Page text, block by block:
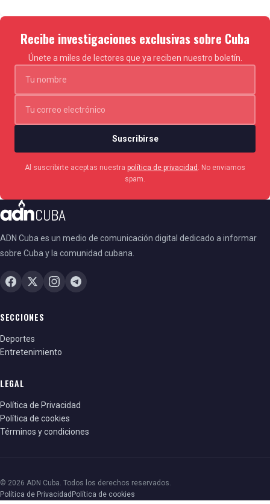
Recibe investigaciones exclusivas sobre Cuba
Únete a miles de lectores que ya reciben nuestro boletín.
Suscribirse
Al suscribirte aceptas nuestra política de privacidad
. No enviamos
spam.
ADN Cuba es un medio de comunicación digital dedicado a informar
sobre Cuba y la comunidad cubana.
SECCIONES
Deportes
Entretenimiento
LEGAL
Política de Privacidad
Política de cookies
Términos y condiciones
© 2026 ADN Cuba. Todos los derechos reservados.
Política de Privacidad Política de cookies